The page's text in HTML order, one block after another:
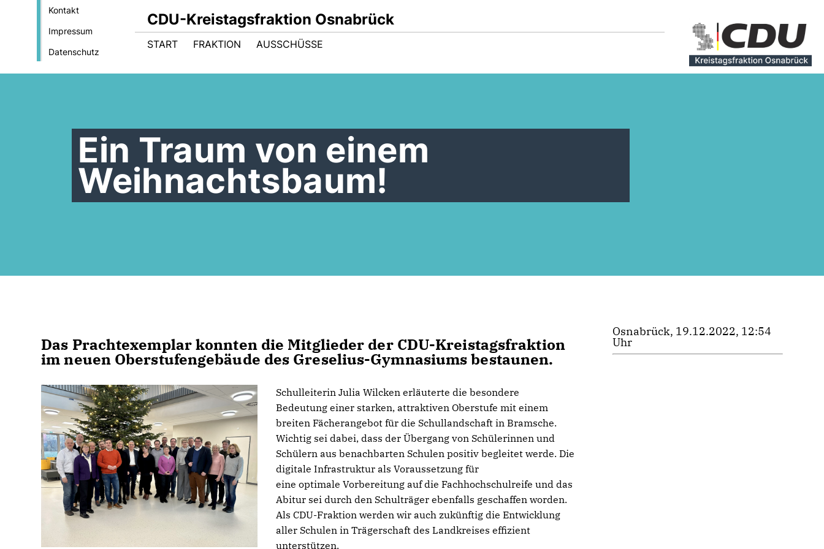
Kontakt
Impressum
Datenschutz
CDU-Kreistagsfraktion Osnabrück
START FRAKTION AUSSCHÜSSE
Ein Traum von einem
Weihnachtsbaum!
Das Prachtexemplar konnten die Mitglieder der CDU-Kreistagsfraktion
im neuen Oberstufengebäude des Greselius-Gymnasiums bestaunen.
Schulleiterin Julia Wilcken erläuterte die besondere
Bedeutung einer starken, attraktiven Oberstufe mit einem
breiten Fächerangebot für die Schullandschaft in Bramsche.
Wichtig sei dabei, dass der Übergang von Schülerinnen und
Schülern aus benachbarten Schulen positiv begleitet werde. Die
digitale Infrastruktur als Voraussetzung für
eine optimale Vorbereitung auf die Fachhochschulreife und das
Abitur sei durch den Schulträger ebenfalls geschaffen worden.
Als CDU-Fraktion werden wir auch zukünftig die Entwicklung
aller Schulen in Trägerschaft des Landkreises effizient
unterstützen.
Osnabrück, 19.12.2022, 12:54
Uhr